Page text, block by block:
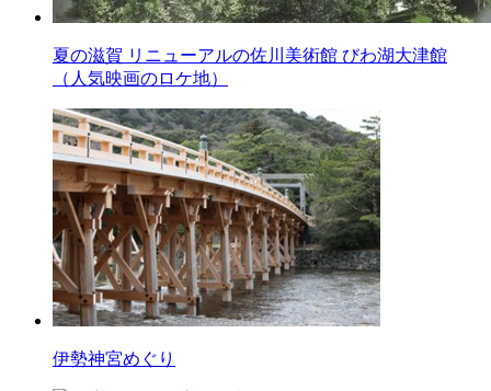
夏の滋賀 リニューアルの佐川美術館 びわ湖大津館
（人気映画のロケ地）
伊勢神宮めぐり